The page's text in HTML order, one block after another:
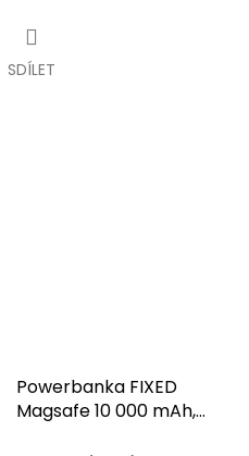
SDÍLET
Powerbanka FIXED
Magsafe 10 000 mAh,